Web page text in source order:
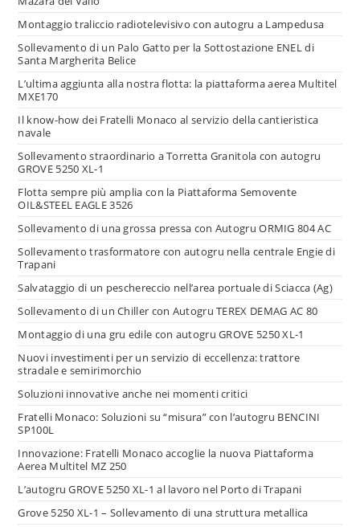
Montaggio traliccio radiotelevisivo con autogru a Lampedusa
Sollevamento di un Palo Gatto per la Sottostazione ENEL di
Santa Margherita Belice
L’ultima aggiunta alla nostra flotta: la piattaforma aerea Multitel
MXE170
Il know-how dei Fratelli Monaco al servizio della cantieristica
navale
Sollevamento straordinario a Torretta Granitola con autogru
GROVE 5250 XL-1
Flotta sempre più amplia con la Piattaforma Semovente
OIL&STEEL EAGLE 3526
Sollevamento di una grossa pressa con Autogru ORMIG 804 AC
Sollevamento trasformatore con autogru nella centrale Engie di
Trapani
Salvataggio di un peschereccio nell’area portuale di Sciacca (Ag)
Sollevamento di un Chiller con Autogru TEREX DEMAG AC 80
Montaggio di una gru edile con autogru GROVE 5250 XL-1
Nuovi investimenti per un servizio di eccellenza: trattore
stradale e semirimorchio
Soluzioni innovative anche nei momenti critici
Fratelli Monaco: Soluzioni su “misura” con l’autogru BENCINI
SP100L
Innovazione: Fratelli Monaco accoglie la nuova Piattaforma
Aerea Multitel MZ 250
L’autogru GROVE 5250 XL-1 al lavoro nel Porto di Trapani
Grove 5250 XL-1 – Sollevamento di una struttura metallica